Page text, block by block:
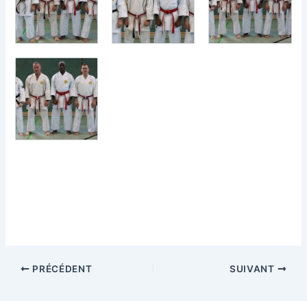
PRÉCÉDENT SUIVANT